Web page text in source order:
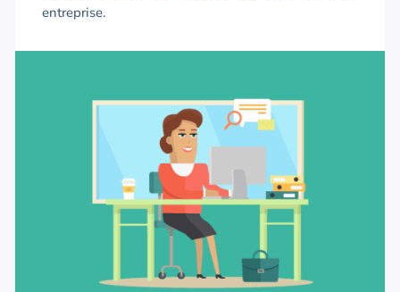
entreprise.